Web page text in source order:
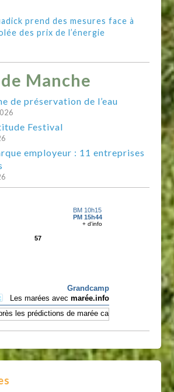
prend des mesures face à
des prix de l’énergie
Manche
de préservation de l’eau
Festival
employeur : 11 entreprises